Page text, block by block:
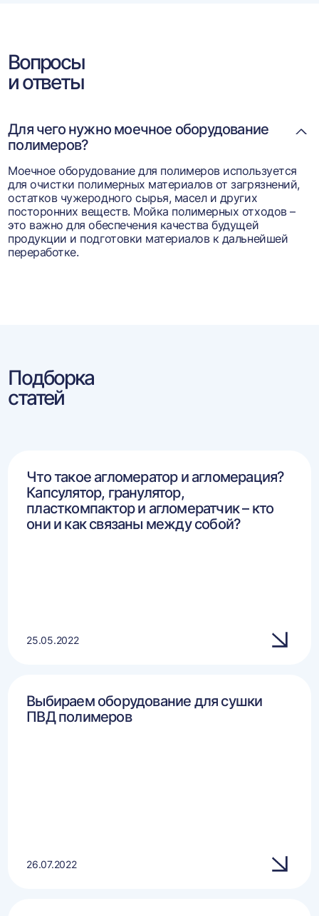
Вопросы
и ответы
Для чего нужно моечное оборудование
полимеров?
Моечное оборудование для полимеров используется
для очистки полимерных материалов от загрязнений,
остатков чужеродного сырья, масел и других
посторонних веществ. Мойка полимерных отходов –
это важно для обеспечения качества будущей
продукции и подготовки материалов к дальнейшей
переработке.
Подборка
статей
Что такое агломератор и агломерация?
Капсулятор, гранулятор,
пласткомпактор и агломератчик – кто
они и как связаны между собой?
25.05.2022
Выбираем оборудование для сушки
ПВД полимеров
26.07.2022